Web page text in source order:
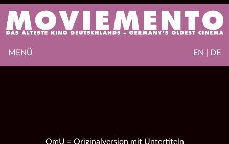
EN | DE
MENÜ
OmU = Originalversion mit Untertiteln